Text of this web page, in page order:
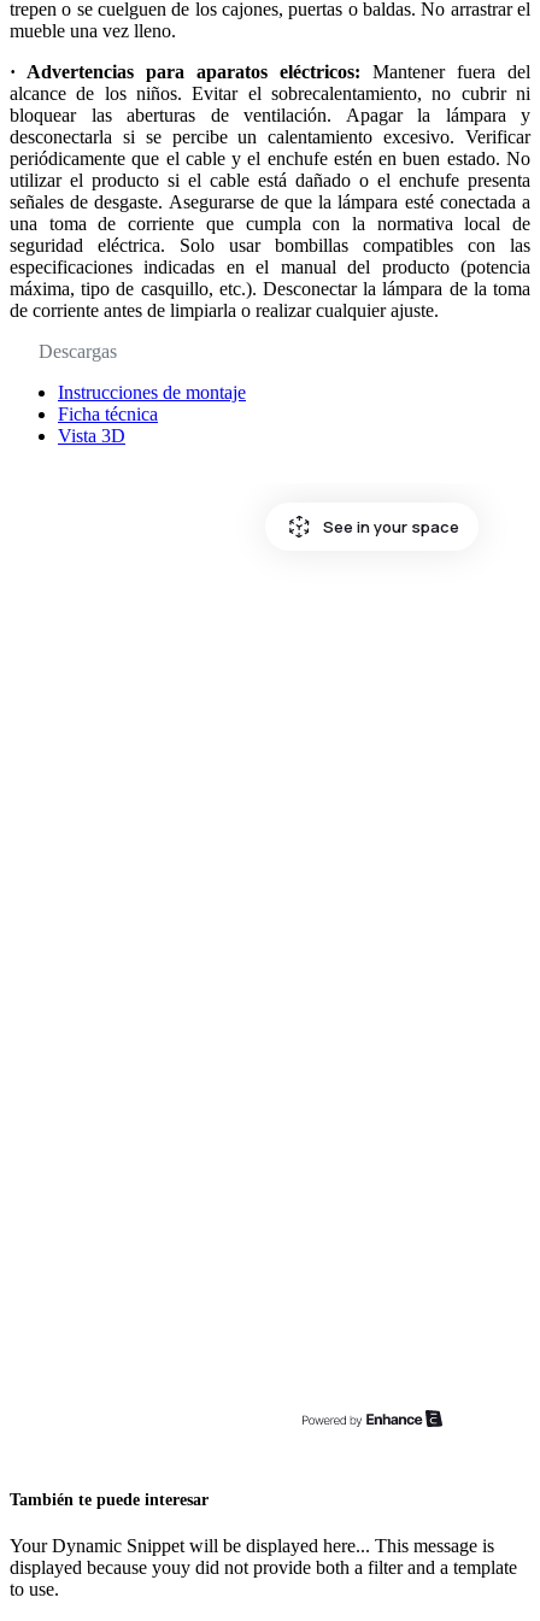
trepen o se cuelguen de los cajones, puertas o baldas. No arrastrar el
mueble una vez lleno.
· Advertencias para aparatos eléctricos: Mantener fuera del
alcance de los niños. Evitar el sobrecalentamiento, no cubrir ni
bloquear las aberturas de ventilación. Apagar la lámpara y
desconectarla si se percibe un calentamiento excesivo. Verificar
periódicamente que el cable y el enchufe estén en buen estado. No
utilizar el producto si el cable está dañado o el enchufe presenta
señales de desgaste. Asegurarse de que la lámpara esté conectada a
una toma de corriente que cumpla con la normativa local de
seguridad eléctrica. Solo usar bombillas compatibles con las
especificaciones indicadas en el manual del producto (potencia
máxima, tipo de casquillo, etc.). Desconectar la lámpara de la toma
de corriente antes de limpiarla o realizar cualquier ajuste.
Descargas
Instrucciones de montaje
Ficha técnica
Vista 3D
También te puede interesar
Your Dynamic Snippet will be displayed here... This message is
displayed because youy did not provide both a filter and a template
to use.